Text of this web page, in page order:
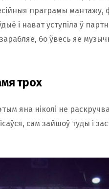
праграмы мантажу,
і нават уступіла ў
бо ўвесь яе
трох
яна ніколі не
сам зайшоў туды і